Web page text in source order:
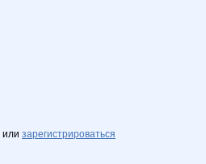
или зарегистрироваться